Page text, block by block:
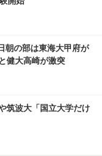
朝の部は東海大甲府が
健大高崎が激突
筑波大「国立大学だけ